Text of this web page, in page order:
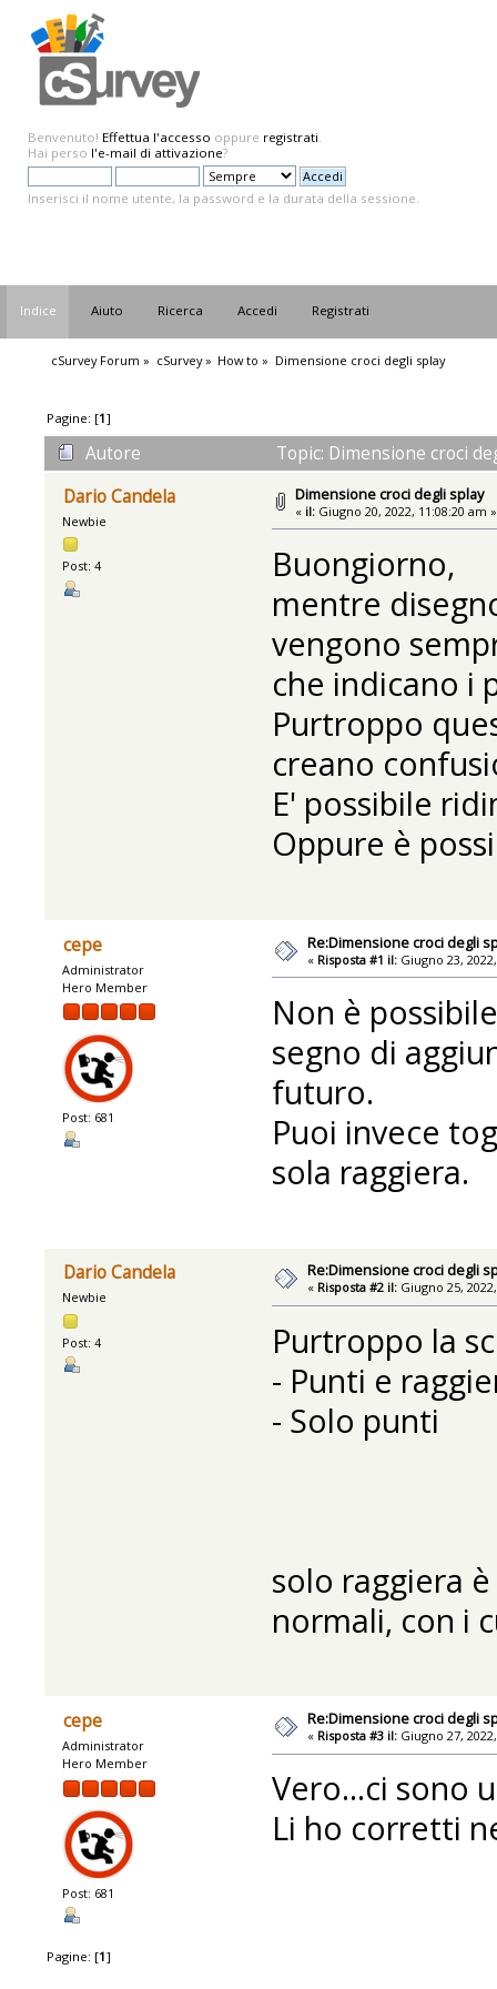
Benvenuto! Effettua l'accesso oppure registrati.
Hai perso l'e-mail di attivazione?
Inserisci il nome utente, la password e la durata della sessione.
Indice Aiuto Ricerca Accedi Registrati
cSurvey Forum » cSurvey» How to » Dimensione croci degli splay
Pagine: [1]
Autore
Topic: Dimensione croci
Dario Candela
Newbie
Post: 4
Dimensione croci degli splay
« il: Giugno 20, 2022, 11:08:20 am »
Buongiorno,
mentre
vengono
che indicano i
Purtroppo
creano
E' possibile
Oppure è
cepe
Administrator
Hero Member
Post: 681
Re:Dimensione croci degli
« Risposta #1 il: Giugno 23,
Non è
segno di
futuro.
Puoi invece
sola raggiera.
Dario Candela
Newbie
Post: 4
Re:Dimensione croci degli
« Risposta #2 il: Giugno 25,
Purtroppo la
- Punti e
- Solo punti
solo raggiera
normali, con i
cepe
Administrator
Hero Member
Post: 681
Re:Dimensione croci degli
« Risposta #3 il: Giugno 27,
Vero...ci sono
Li ho corretti
Pagine: [1]